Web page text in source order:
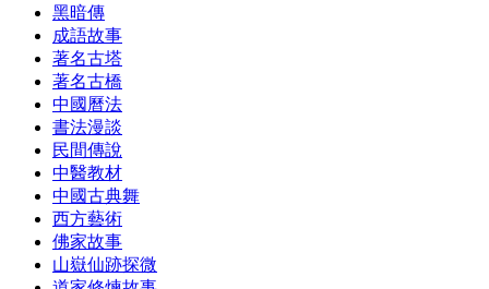
黑暗傳
成語故事
著名古塔
著名古橋
中國曆法
書法漫談
民間傳說
中醫教材
中國古典舞
西方藝術
佛家故事
山嶽仙跡探微